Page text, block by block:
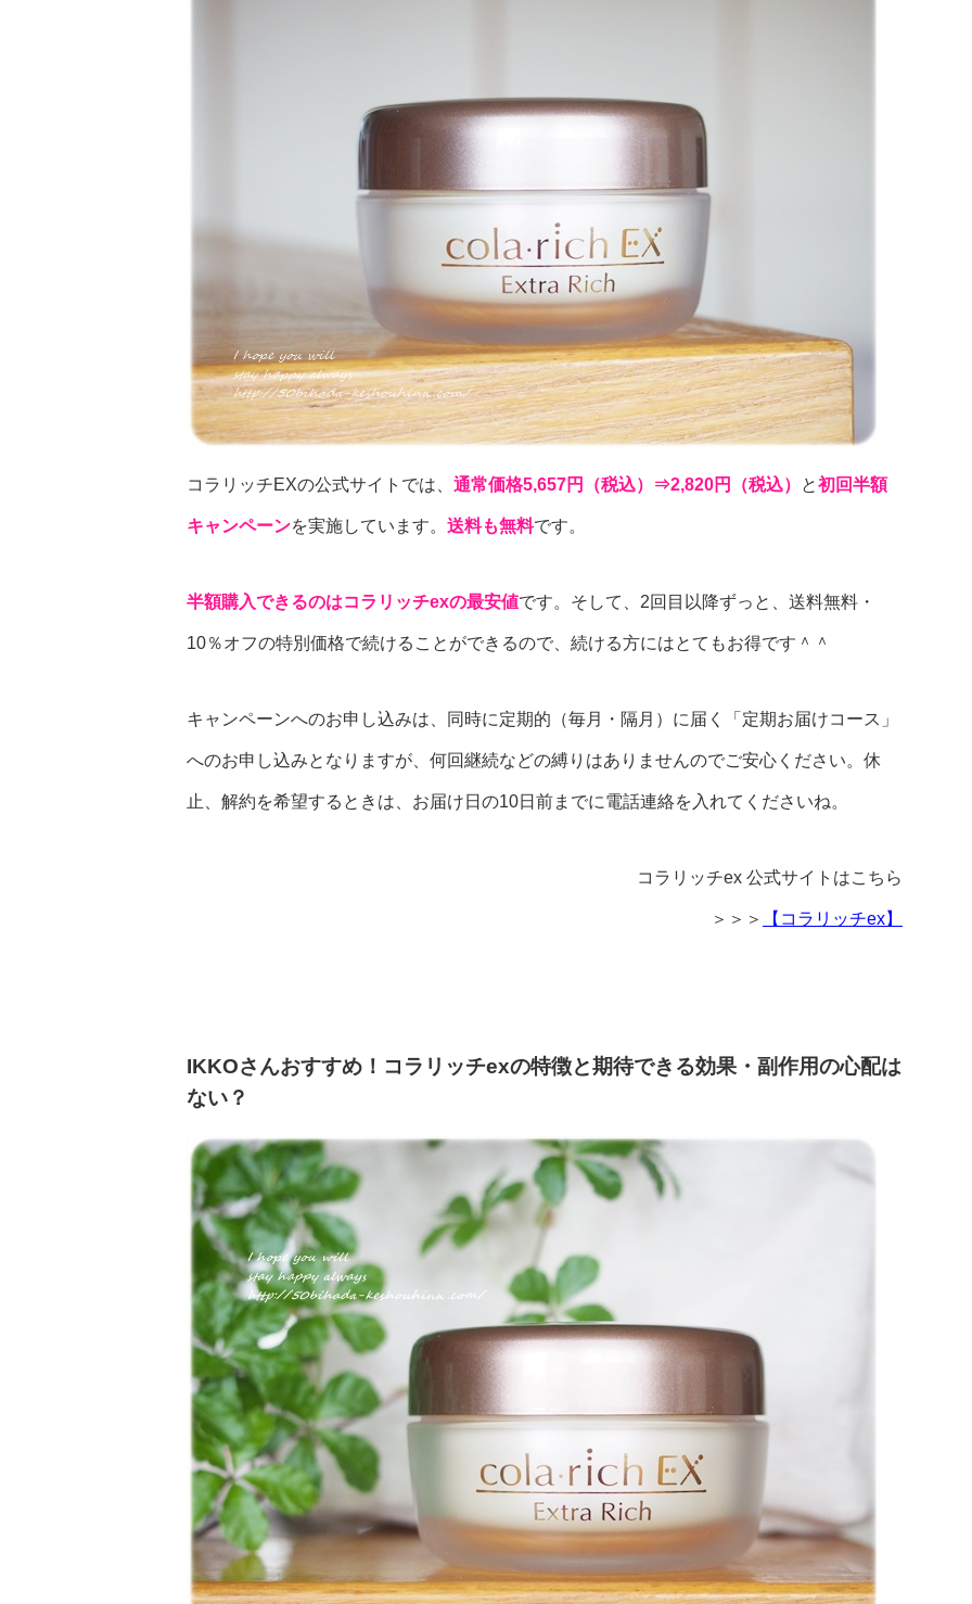
コラリッチEXの公式サイトでは、 通常価格5,657円（税込）⇒2,820円（税込） と初回半額
キャンペーンを実施しています。 送料も無料です。
半額購入できるのはコラリッチexの最安値です。そして、2回目以降ずっと、送料無料・
10％オフの特別価格で続けることができるので、続ける方にはとてもお得です＾＾
キャンペーンへのお申し込みは、同時に定期的（毎月・隔月）に届く「定期お届けコース」
へのお申し込みとなりますが、何回継続などの縛りはありませんのでご安心ください。休
止、解約を希望するときは、お届け日の10日前までに電話連絡を入れてくださいね。
コラリッチex 公式サイトはこちら
＞＞＞ 【コラリッチex】
IKKOさんおすすめ！コラリッチexの特徴と期待できる効果・副作用の心配は
ない？